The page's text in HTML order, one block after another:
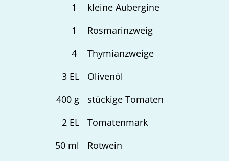
1
kleine Aubergine
1
Rosmarinzweig
4
Thymianzweige
3EL
Olivenöl
400g
stückige Tomaten
2EL
Tomatenmark
50ml
Rotwein